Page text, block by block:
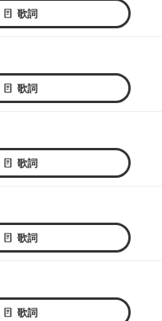
歌詞
歌詞
歌詞
歌詞
歌詞